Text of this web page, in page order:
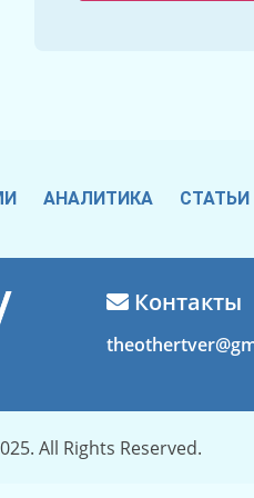
АНАЛИТИКА СТАТЬИ
Контакты
All Rights Reserved.